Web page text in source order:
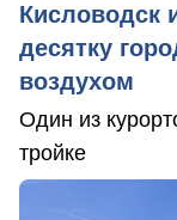
Кисловодск
десятку
воздухом
Один из
тройке